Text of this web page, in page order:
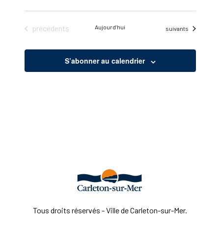
Évènements
précédents Aujourd’hui Évènements
suivants
S’abonner au calendrier
Tous droits réservés - Ville de Carleton-sur-Mer.